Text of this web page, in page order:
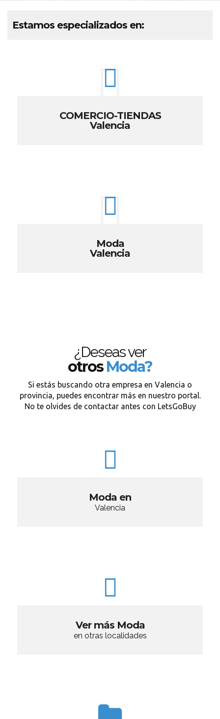
Estamos especializados en:
COMERCIO-TIENDAS
Valencia
Moda
Valencia
¿Deseas ver
otrosModa?
Si estás buscando otra empresa en Valencia o
provincia, puedes encontrar más en nuestro portal.
No te olvides de contactar antes con LetsGoBuy
Moda en
Valencia
Ver más Moda
en otras localidades